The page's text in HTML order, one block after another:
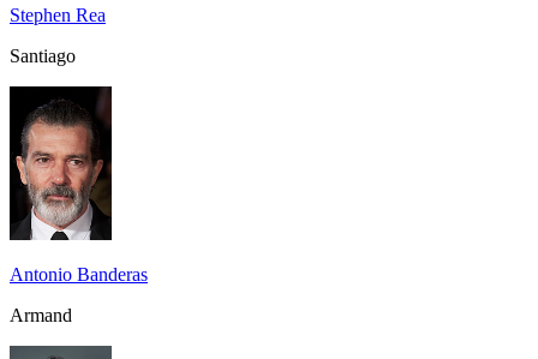
Stephen Rea
Santiago
Antonio Banderas
Armand